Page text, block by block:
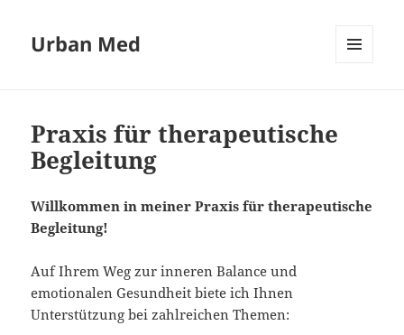
Urban Med
Praxis für therapeutische
Begleitung
Willkommen in meiner Praxis für therapeutische
Begleitung!
Auf Ihrem Weg zur inneren Balance und
emotionalen Gesundheit biete ich Ihnen
Unterstützung bei zahlreichen Themen: